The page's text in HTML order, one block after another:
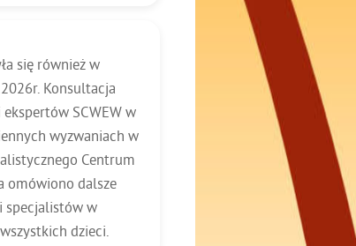
się również w
Konsultacja
SCWEW w
wyzwaniach w
Centrum
omówiono dalsze
specjalistów w
dzieci.